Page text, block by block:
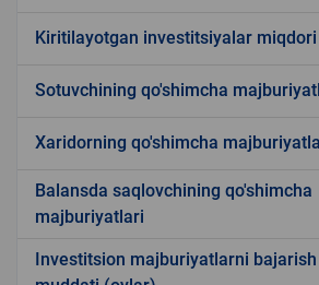
Kiritilayotgan investitsiyalar miqdori
Sotuvchining qo'shimcha
Xaridorning qo'shimcha
Balansda saqlovchining qo'shimcha
majburiyatlari
Investitsion majburiyatlarni bajarish